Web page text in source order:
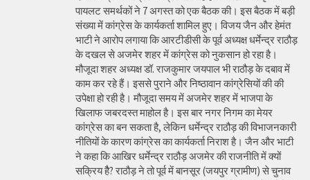
पायलट समर्थकों ने 7 अगस्त को एक बैठक की। इस बैठक में बड़ी
संख्या में कांग्रेस के कार्यकर्ता शामिल हुए। विजय जैन और हेमंत
भाटी ने आरोप लगाया कि आरटीडीसी के पूर्व अध्यक्ष धर्मेन्द्र राठौड़
के दखल से अजमेर शहर में कांग्रेस को नुकसान हो रहा है।
मौजूदा शहर अध्यक्ष डॉ. राजकुमार जयपाल भी राठौड़ के दबाव में
काम कर रहे हैं। इससे पुराने और निष्ठावान कांग्रेसियों की की
उपेक्षा हो रही है। मौजूदा समय में अजमेर शहर में भाजपा के
खिलाफ जबरदस्त माहोल है। इस बार नगर निगम का मेयर
कांग्रेस का बन सकता है, लेकिन धर्मेन्द्र राठौड़ की विभाजनकारी
नीतियों के कारण कांग्रेस का कार्यकर्ता निराश है। जैन और भाटी
ने कहा कि आखिर धर्मेन्द्र राठौड़ अजमेर की राजनीति में क्यों
सक्रिय हैै? राठौड़ ने तो पूर्व में बानसूर (जयपुर ग्रामीण) से चुनाव